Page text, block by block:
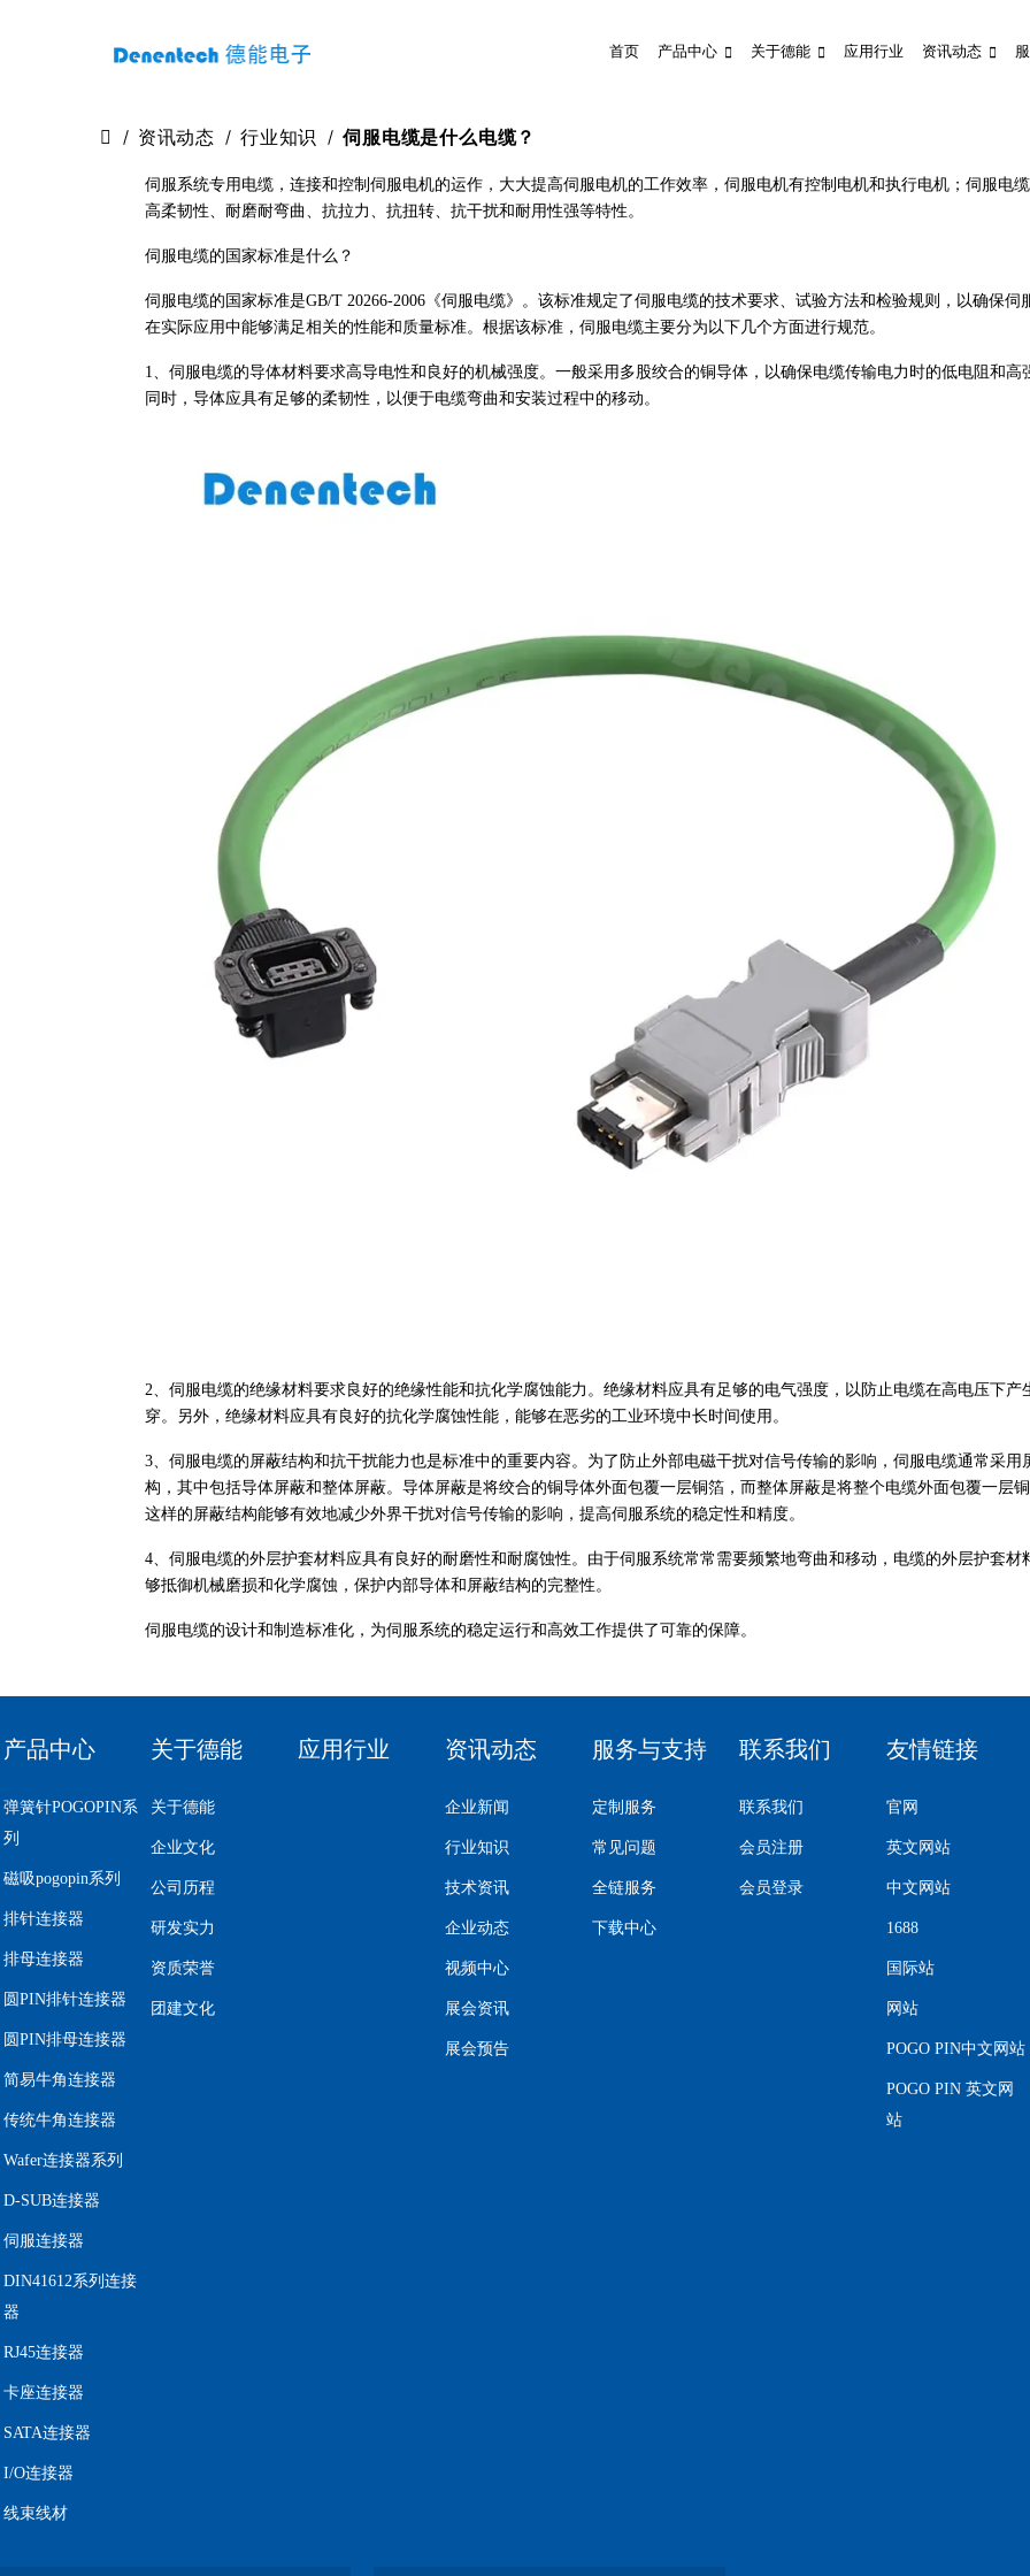
首页 产品中心 关于德能 应用行业 资讯动态
资讯动态 行业知识 伺服电缆是什么电缆？
伺服系统专用电缆，连接和控制伺服电机的运作，大大提高伺服电机的工作效率，伺服电机有控制电机和执行电机；伺服电
高柔韧性、耐磨耐弯曲、抗拉力、抗扭转、抗干扰和耐用性强等特性。
伺服电缆的国家标准是什么？
伺服电缆的国家标准是GB/T 20266-2006《伺服电缆》。该标准规定了伺服电缆的技术要求、试验方法和检验规则，以确保伺
在实际应用中能够满足相关的性能和质量标准。根据该标准，伺服电缆主要分为以下几个方面进行规范。
1、伺服电缆的导体材料要求高导电性和良好的机械强度。一般采用多股绞合的铜导体，以确保电缆传输电力时的低电阻和高
同时，导体应具有足够的柔韧性，以便于电缆弯曲和安装过程中的移动。
2、伺服电缆的绝缘材料要求良好的绝缘性能和抗化学腐蚀能力。绝缘材料应具有足够的电气强度，以防止电缆在高电压下产
穿。另外，绝缘材料应具有良好的抗化学腐蚀性能，能够在恶劣的工业环境中长时间使用。
3、伺服电缆的屏蔽结构和抗干扰能力也是标准中的重要内容。为了防止外部电磁干扰对信号传输的影响，伺服电缆通常采用
构，其中包括导体屏蔽和整体屏蔽。导体屏蔽是将绞合的铜导体外面包覆一层铜箔，而整体屏蔽是将整个电缆外面包覆一层铜
这样的屏蔽结构能够有效地减少外界干扰对信号传输的影响，提高伺服系统的稳定性和精度。
4、伺服电缆的外层护套材料应具有良好的耐磨性和耐腐蚀性。由于伺服系统常常需要频繁地弯曲和移动，电缆的外层护套材
够抵御机械磨损和化学腐蚀，保护内部导体和屏蔽结构的完整性。
伺服电缆的设计和制造标准化，为伺服系统的稳定运行和高效工作提供了可靠的保障。
产品中心
弹簧针POGOPIN系
列
磁吸pogopin系列
排针连接器
排母连接器
圆PIN排针连接器
圆PIN排母连接器
简易牛角连接器
传统牛角连接器
Wafer连接器系列
D-SUB连接器
伺服连接器
DIN41612系列连接
器
RJ45连接器
卡座连接器
SATA连接器
I/O连接器
线束线材
关于德能
关于德能
企业文化
公司历程
研发实力
资质荣誉
团建文化
应用行业 资讯动态
企业新闻
行业知识
技术资讯
企业动态
视频中心
展会资讯
展会预告
服务与支持
定制服务
常见问题
全链服务
下载中心
联系我们
联系我们
会员注册
会员登录
友情链接
官网
英文网站
中文网站
1688
国际站
网站
POGO PIN中文网站
POGO PIN 英文网
站